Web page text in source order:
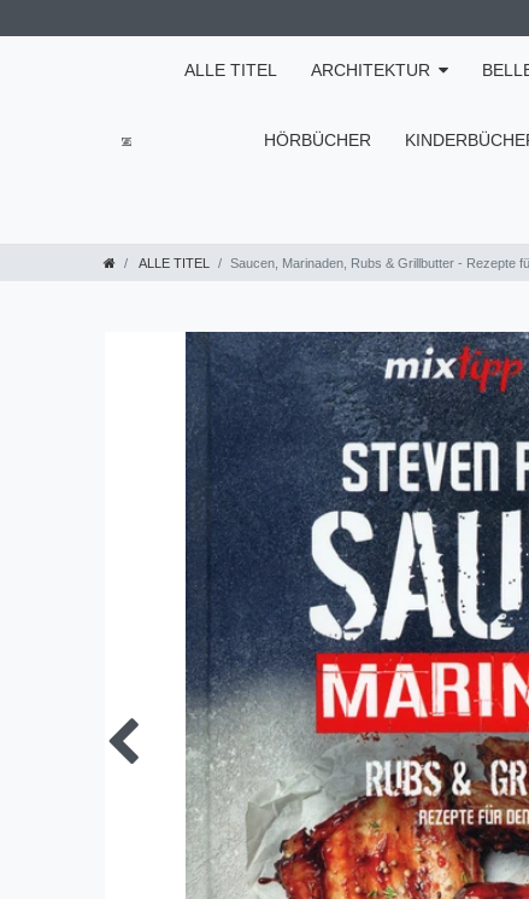
ALLE TITEL ARCHITEKTUR
HÖRBÜCHER
ALLE TITEL Saucen, Marinaden, Rubs & Grillbutter - Rezepte